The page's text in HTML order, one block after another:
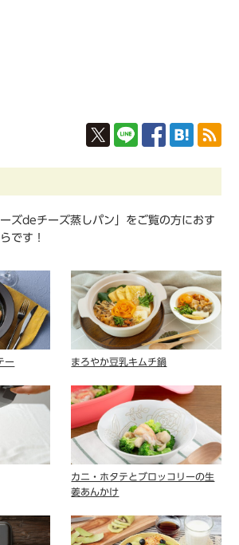
ーズdeチーズ蒸しパン」をご覧の方におす
です！
ー まろやか豆乳キムチ鍋
カニ・ホタテとブロッコリーの生
姜あんかけ